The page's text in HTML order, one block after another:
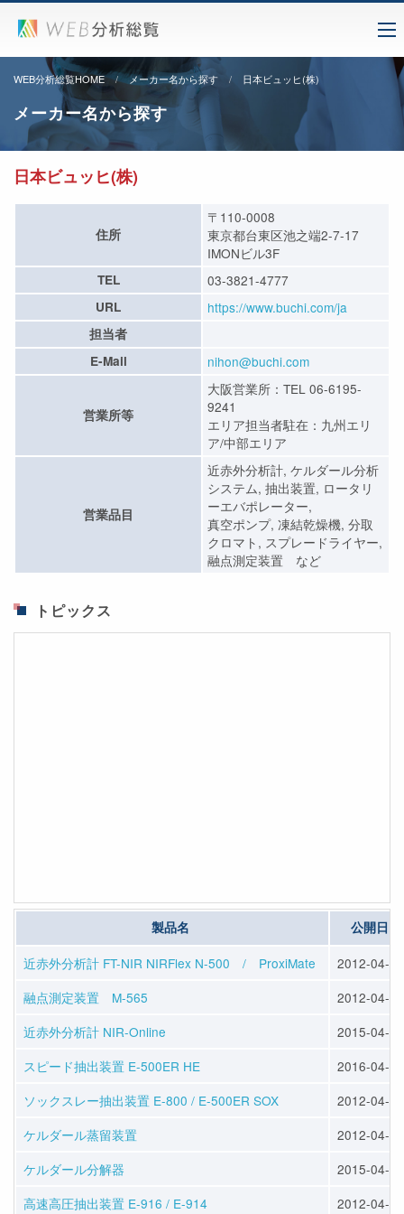
WEB分析総覧HOME メーカー名から探す 日本ビュッヒ(株)
メーカー名から探す
日本ビュッヒ(株)
住所
〒110-0008
東京都台東区池之端2-7-17
IMONビル3F
TEL 03-3821-4777
URL https://www.buchi.com/ja
担当者
E-Mail
nihon@buchi.com
営業所等
大阪営業所：TEL 06-6195-
9241
エリア担当者駐在：九州エリ
ア/中部エリア
営業品目
近赤外分析計, ケルダール分析
システム, 抽出装置, ロータリ
ーエバポレーター,
真空ポンプ, 凍結乾燥機, 分取
クロマト, スプレードライヤー,
融点測定装置 など
トピックス
製品名 公開日
近赤外分析計 FT-NIR NIRFlex N-500 / ProxiMate
2012-04-23
融点測定装置 M-565
2012-04-23
近赤外分析計 NIR-Online
2015-04-10
スピード抽出装置 E-500ER HE
2016-04-13
ソックスレー抽出装置 E-800 / E-500ER SOX
2012-04-25
ケルダール蒸留装置
2012-04-25
ケルダール分解器
2015-04-10
高速高圧抽出装置 E-916 / E-914
2012-04-25